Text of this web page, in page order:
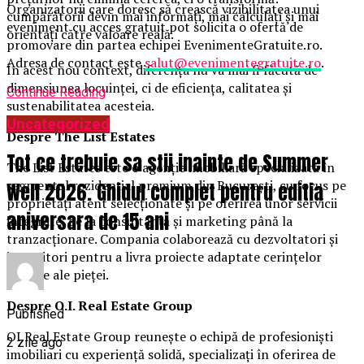
cumpărătorii devin mai informați, mai calculați și mai
orientați către valoare reală.
În acest nou context, diferența nu va mai fi făcută de
dimensiunea locuinței, ci de eficiența, calitatea și
sustenabilitatea acesteia.
Despre The List Estates
The List Estates este o agenție imobiliară specializată în
segmentul rezidențial premium din București, cu focus pe
proprietăți atent selecționate și pe oferirea unor servicii
integrate, de la consultanță și marketing până la
tranzacționare. Compania colaborează cu dezvoltatori și
investitori pentru a livra proiecte adaptate cerințelor
actuale ale pieței.
Despre O.I. Real Estate Group
OI Real Estate Group reunește o echipă de profesioniști
imobiliari cu experiență solidă, specializați în oferirea de
Organizatorii care doresc să crească vizibilitatea unui
eveniment cu acces gratuit pot solicita o ofertă de
promovare din partea echipei EvenimenteGratuite.ro.
Adresa de contact estesalut@evenimentegratuite.ro.
Continue Reading
Uncategorized
Tot ce trebuie sa stii inainte de Summer
Well 2026. Ghidul complet pentru editia
aniversara de 15 ani
Published
2 zile ago